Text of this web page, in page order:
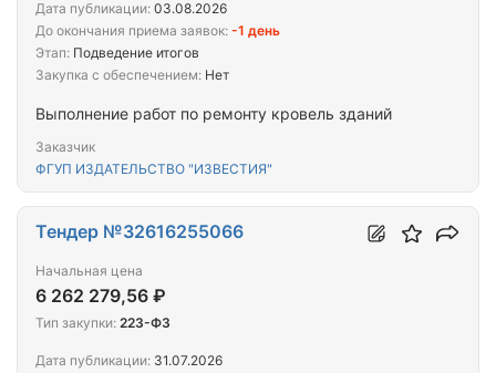
Выполнение работ по ремонту кровель зданий
Заказчик
ФГУП ИЗДАТЕЛЬСТВО "ИЗВЕСТИЯ"
Дата публикации: 03.08.2026
До окончания приема заявок: -1 день
Этап: Подведение итогов
Закупка с обеспечением: Нет
Тендер №32616255066
Начальная цена
6 262 279,56 ₽
Тип закупки: 223-ФЗ
Дата публикации: 31.07.2026